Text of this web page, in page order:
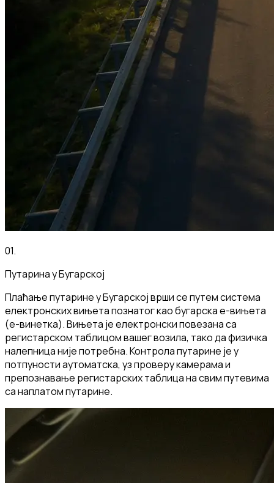
01.
Путарина у Бугарској
Плаћање путарине у Бугарској врши се путем система
електронских вињета познатог као бугарска е-вињета
(е-винетка). Вињета је електронски повезана са
регистарском таблицом вашег возила, тако да физичка
налепница није потребна. Контрола путарине је у
потпуности аутоматска, уз проверу камерама и
препознавање регистарских таблица на свим путевима
са наплатом путарине.